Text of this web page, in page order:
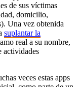
de sus víctimas
domicilio,
Una vez obtenida
suplantar la
real a su nombre,
actividades
veces estas apps